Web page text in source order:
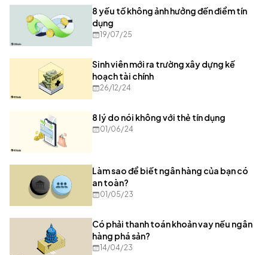
8 yếu tố không ảnh hưởng đến điểm tín
dụng
19/07/25
Sinh viên mới ra trường xây dựng kế
hoạch tài chính
26/12/24
8 lý do nói không với thẻ tín dụng
01/06/24
Làm sao để biết ngân hàng của bạn có
an toàn?
01/05/23
Có phải thanh toán khoản vay nếu ngân
hàng phá sản?
14/04/23